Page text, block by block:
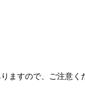
ますので、ご注意く